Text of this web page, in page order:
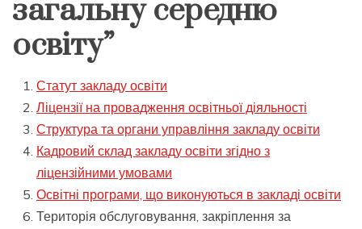
загальну середню
освіту”
Статут закладу освіти
Ліцензії на провадження освітньої діяльності
Структура та органи управління закладу освіти
Кадровий склад закладу освіти згідно з
ліцензійними умовами
Освітні програми, що виконуються в закладі освіти
Територія обслуговування, закріплення за